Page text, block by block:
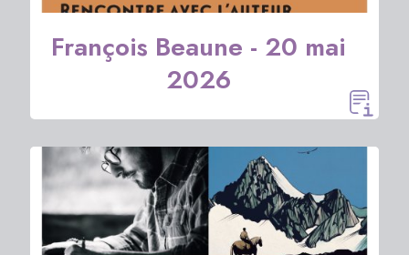
François Beaune - 20 mai
2026